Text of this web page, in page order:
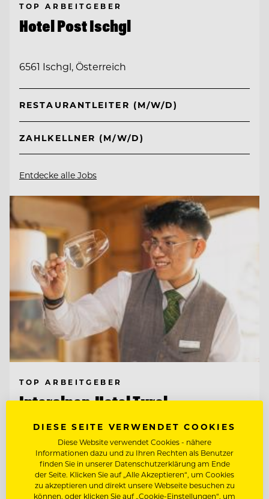
TOP ARBEITGEBER
Hotel Post Ischgl
6561 Ischgl, Österreich
RESTAURANTLEITER (M/W/D)
ZAHLKELLNER (M/W/D)
Entdecke alle Jobs
TOP ARBEITGEBER
Interalpen-Hotel Tyrol
6410 Telfs, Österreich
OBERKELLNER:IN (M/W/D)
DIESE SEITE VERWENDET COOKIES
Diese Website verwendet Cookies - nähere
Informationen dazu und zu Ihren Rechten als Benutzer
finden Sie in unserer Datenschutzerklärung am Ende
der Seite. Klicken Sie auf „Alle Akzeptieren“, um Cookies
zu akzeptieren und direkt unsere Webseite besuchen zu
können, oder klicken Sie auf „Cookie-Einstellungen“, um